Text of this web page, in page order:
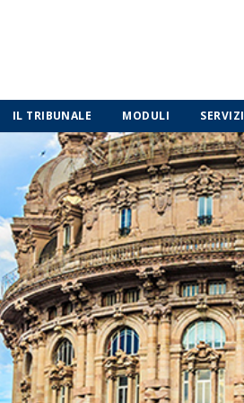
IL TRIBUNALE MODULI SERVIZI